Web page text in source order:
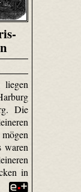
liegen
Die
waren
in